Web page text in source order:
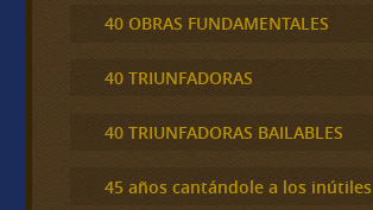
40 OBRAS FUNDAMENTALES
40 TRIUNFADORAS
40 TRIUNFADORAS BAILABLES
45 años cantándole a los inútiles